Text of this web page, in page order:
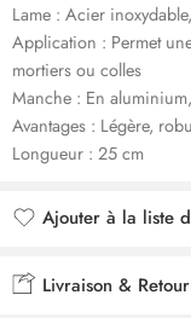
Lame : Acier
Application : Permet
mortiers ou colles
Manche : En
Avantages : Légère,
Longueur : 25 cm
Ajouter à la liste
Livraison & Retour